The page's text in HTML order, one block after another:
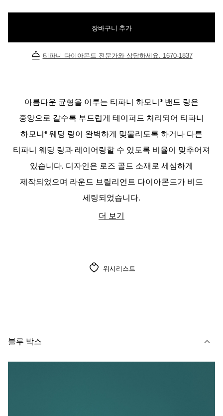
장바구니 추가
티파니 다이아몬드 전문가와 상담하세요. 1670-1837
아름다운 균형을 이루는 티파니 하모니® 밴드 링은
중앙으로 갈수록 부드럽게 테이퍼드 처리되어 티파니
하모니® 웨딩 링이 완벽하게 맞물리도록 하거나 다른
티파니 웨딩 링과 레이어링할 수 있도록 비율이 맞추어져
있습니다. 디자인은 로즈 골드 소재로 세심하게
제작되었으며 라운드 브릴리언트 다이아몬드가 비드
세팅되었습니다.
더 보기
위시리스트
블루 박스